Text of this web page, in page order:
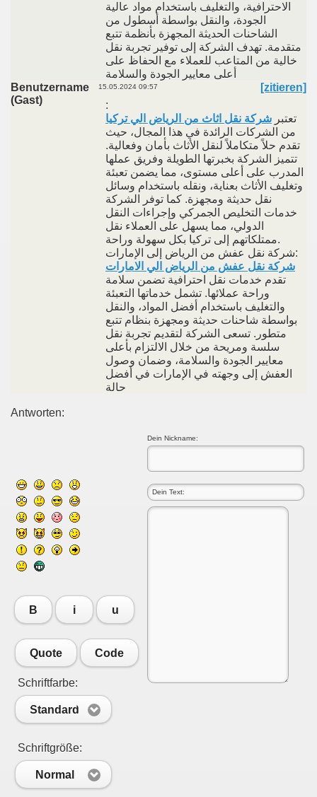
الاحترافية، والتغليف باستخدام مواد عالية
الجودة، والنقل بواسطة أسطول من
الشاحنات الحديثة المجهزة بأنظمة تتبع
متقدمة. تهدف الشركة إلى توفير تجربة نقل
خالية من المتاعب للعملاء مع الحفاظ على
أعلى معايير الجودة والسلامة
Benutzername
(Gast)
15.05.2024 09:57
[zitieren]
:
تعتبر شركة نقل اثاث من الرياض الي تركيا
من الشركات الرائدة في هذا المجال، حيث
تقدم حلاً متكاملاً لنقل الأثاث بأمان وفعالية.
تتميز الشركة بخبرتها الطويلة وفريق عملها
المدرب على أعلى مستوى، مما يضمن تعبئة
وتغليف الأثاث بعناية، ونقله باستخدام وسائل
نقل حديثة ومجهزة. كما توفر الشركة
خدمات التخليص الجمركي وإجراءات النقل
الدولي، مما يسهل على العملاء نقل
ممتلكاتهم إلى تركيا بكل سهولة وراحة.
شركة نقل عفش من الرياض إلى الإمارات:
شركة نقل عفش من الرياض الي الامارات
تقدم خدمات نقل احترافية تضمن سلامة
وراحة عملائها. تشمل خدماتها التعبئة
والتغليف باستخدام أفضل المواد، والنقل
بواسطة شاحنات حديثة ومجهزة بنظام تتبع
متطور. تسعى الشركة لتقديم تجربة نقل
سلسة ومريحة من خلال الالتزام بأعلى
معايير الجودة والسلامة، وضمان وصول
العفش إلى وجهته في الإمارات في أفضل
حالة
Antworten:
Dein Nickname:
B i u
Quote Code
Schriftfarbe:
Standard
Schriftgröße:
Normal